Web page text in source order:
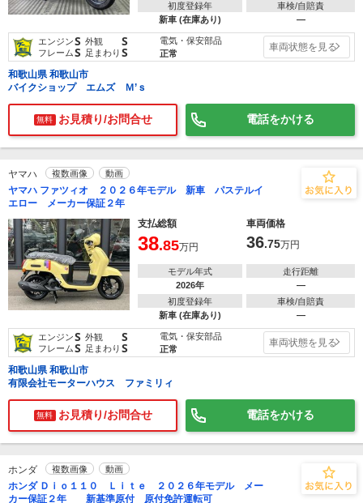
初度登録年
新車 (在庫あり)
車検/自賠責
―
エンジンS 外観 S
フレームS 足まわり S
電気・保安部品
正常
車両状態を見る
和歌山県 和歌山市
バイクショップ エムズ Ｍ’ｓ
無料 お見積り/お問合せ 電話をかける
ヤマハ 複数画像 動画
ヤマハ ファツィオ ２０２６年モデル 新車 パステルイ
エロー メーカー保証２年
支払総額
車両価格
38.85万円 36.75万円
モデル年式
2026年
走行距離
―
初度登録年
新車 (在庫あり)
車検/自賠責
―
エンジンS 外観 S
フレームS 足まわり S
電気・保安部品
正常
車両状態を見る
和歌山県 和歌山市
有限会社モーターハウス ファミリィ
無料 お見積り/お問合せ 電話をかける
ホンダ 複数画像 動画
ホンダ Ｄｉｏ１１０ Ｌｉｔｅ ２０２６年モデル メー
カー保証２年 新基準原付 原付免許運転可